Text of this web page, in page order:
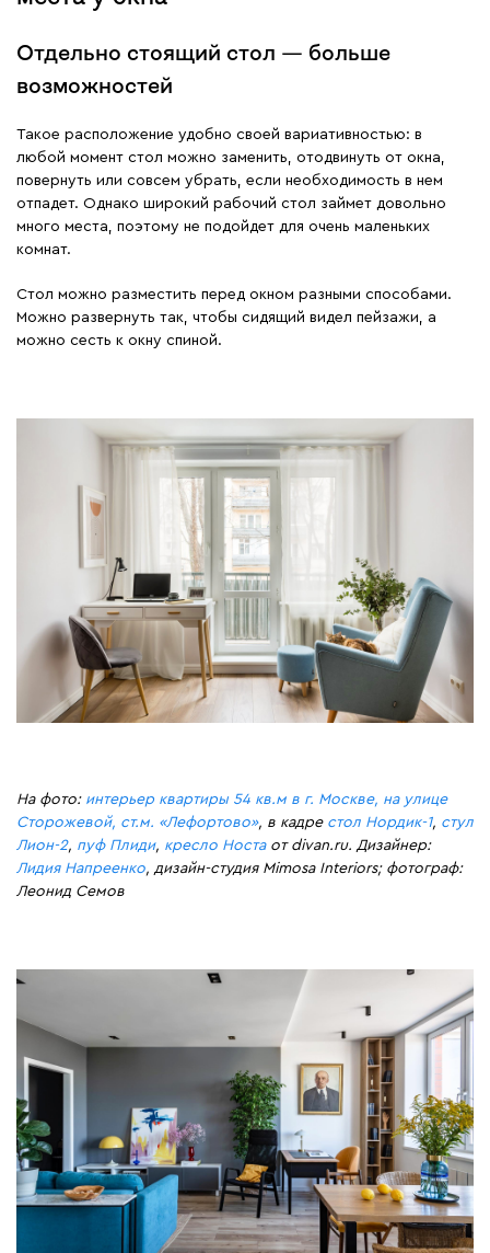
Отдельно стоящий стол — больше
возможностей
Такое расположение удобно своей вариативностью: в
любой момент стол можно заменить, отодвинуть от окна,
повернуть или совсем убрать, если необходимость в нем
отпадет. Однако широкий рабочий стол займет довольно
много места, поэтому не подойдет для очень маленьких
комнат.
Стол можно разместить перед окном разными способами.
Можно развернуть так, чтобы сидящий видел пейзажи, а
можно сесть к окну спиной.
На фото: интерьер квартиры 54 кв.м в г. Москве, на улице
Сторожевой, ст.м. «Лефортово», в кадре стол Нордик-1, стул
Лион-2, пуф Плиди, кресло Ностаот divan.ru. Дизайнер:
Лидия Напреенко, дизайн-студия Mimosa Interiors; фотограф:
Леонид Семов